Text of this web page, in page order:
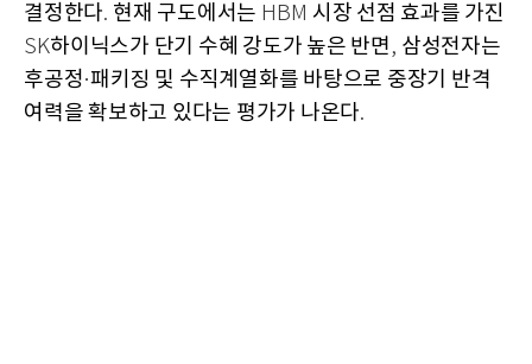
결정한다. 현재 구도에서는 HBM 시장 선점 효과를 가진
SK하이닉스가 단기 수혜 강도가 높은 반면, 삼성전자는
후공정·패키징 및 수직계열화를 바탕으로 중장기 반격
여력을 확보하고 있다는 평가가 나온다.